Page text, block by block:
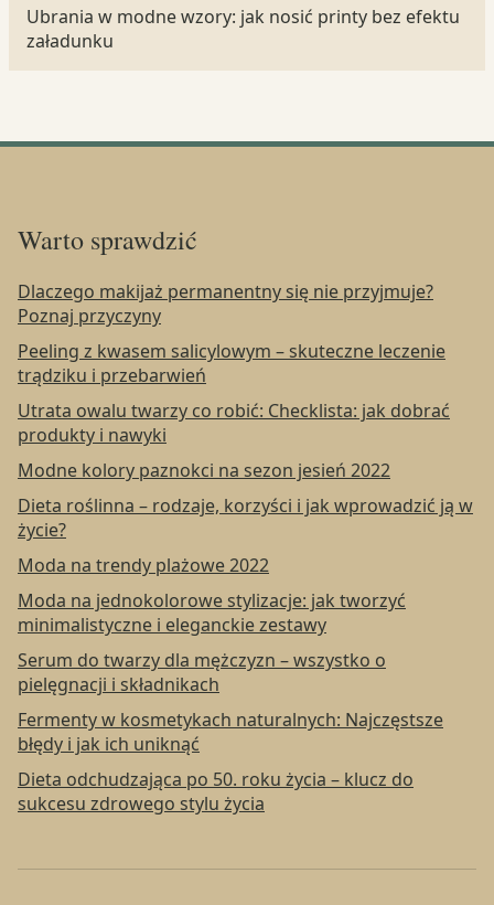
Ubrania w modne wzory: jak nosić printy bez efektu
załadunku
Warto sprawdzić
Dlaczego makijaż permanentny się nie przyjmuje?
Poznaj przyczyny
Peeling z kwasem salicylowym – skuteczne leczenie
trądziku i przebarwień
Utrata owalu twarzy co robić: Checklista: jak dobrać
produkty i nawyki
Modne kolory paznokci na sezon jesień 2022
Dieta roślinna – rodzaje, korzyści i jak wprowadzić ją w
życie?
Moda na trendy plażowe 2022
Moda na jednokolorowe stylizacje: jak tworzyć
minimalistyczne i eleganckie zestawy
Serum do twarzy dla mężczyzn – wszystko o
pielęgnacji i składnikach
Fermenty w kosmetykach naturalnych: Najczęstsze
błędy i jak ich uniknąć
Dieta odchudzająca po 50. roku życia – klucz do
sukcesu zdrowego stylu życia